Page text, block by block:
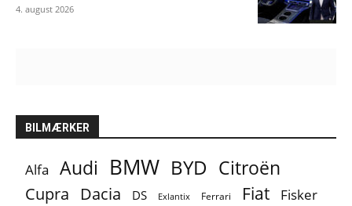
4. august 2026
BILMÆRKER
Alfa Audi BMW BYD Citroën
Cupra Dacia DS Exlantix Ferrari Fiat Fisker